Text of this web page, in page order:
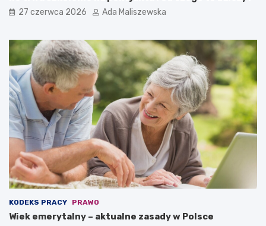
27 czerwca 2026 Ada Maliszewska
KODEKS PRACY PRAWO
Wiek emerytalny – aktualne zasady w Polsce